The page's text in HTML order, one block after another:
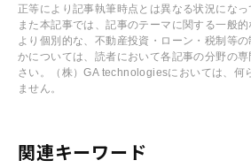
正等により記事執筆時点とは異なる状況になっ
また本記事では、記事のテーマに関する一般的
より個別的な、不動産投資・ローン・税制等
かについては、読者において各記事の分野の
さい。（株）GA technologiesにおいては、何
ません。
関連キーワード